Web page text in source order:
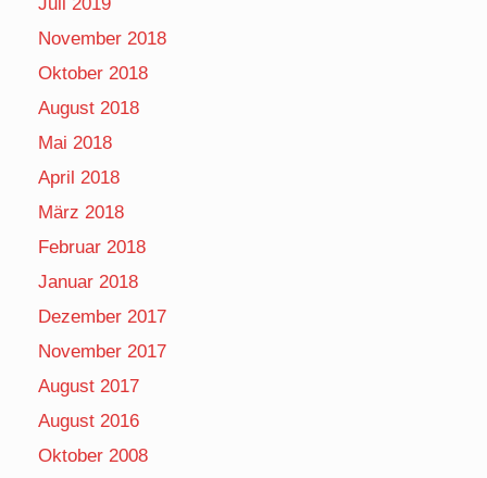
November 2018
Oktober 2018
August 2018
Mai 2018
April 2018
März 2018
Februar 2018
Januar 2018
Dezember 2017
November 2017
August 2017
August 2016
Oktober 2008